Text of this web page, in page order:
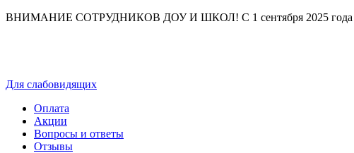
ВНИМАНИЕ СОТРУДНИКОВ ДОУ И ШКОЛ! С 1 сентября 2025 года
Для слабовидящих
Оплата
Акции
Вопросы и ответы
Отзывы